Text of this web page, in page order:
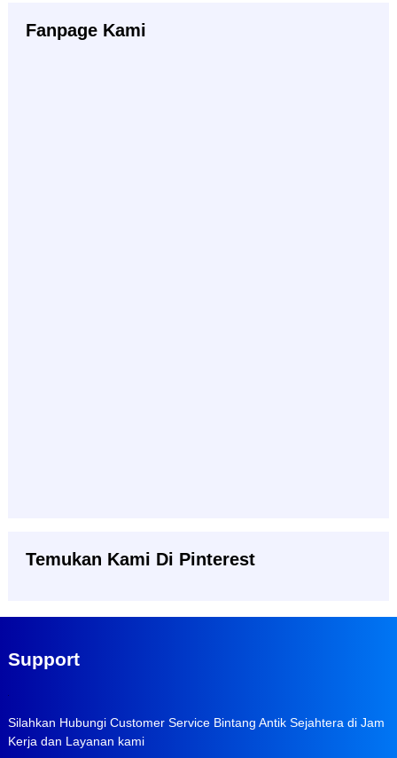
Fanpage Kami
Temukan Kami Di Pinterest
Support
Silahkan Hubungi Customer Service Bintang Antik Sejahtera di Jam
Kerja dan Layanan kami